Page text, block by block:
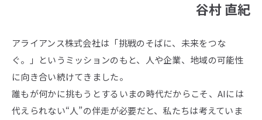
アライアンス株式会社は「挑戦のそばに、未来をつな
ぐ。」というミッションのもと、人や企業、地域の可能性
に向き合い続けてきました。
誰もが何かに挑もうとするいまの時代だからこそ、AIには
代えられない“人”の伴走が必要だと、私たちは考えていま
谷村 直紀